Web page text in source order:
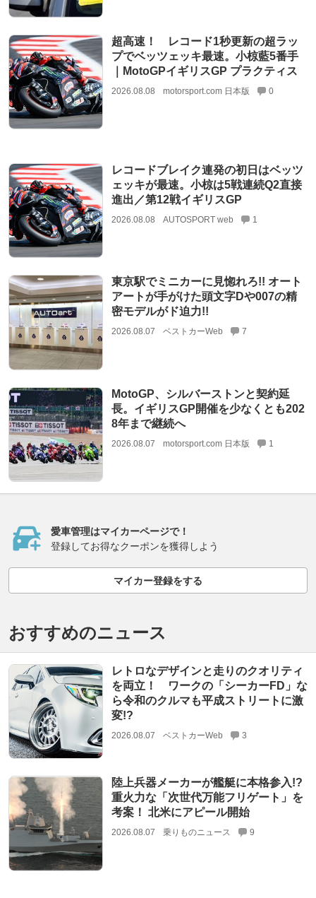
超高速！ レコード1秒更新の超ラッ
プでベッツェッキ最速。小椋藍5番手
｜MotoGPイギリスGP プラクティス
2026.08.08 motorsport.com 日本版 0
レコードブレイク連発の初日はベッツ
ェッキが最速。小椋は5戦連続Q2直接
進出／第12戦イギリスGP
2026.08.08 AUTOSPORT web 1
東京駅でミニカーに見惚れろ!! オート
アートが手がけた頭文字Dや007の精
密モデルがド迫力!!
2026.08.07 ベストカーWeb 7
MotoGP、シルバーストンと契約延
長。イギリスGP開催を少なくとも202
8年まで継続へ
2026.08.07 motorsport.com 日本版 1
愛車管理はマイカーページで！
登録してお得なクーポンを獲得しよう
マイカー登録をする
おすすめのニュース
レトロなデザインと走りのクオリティ
を両立！ ワークの「シーカーFD」な
ら令和のクルマも平成ストリートに激
変!?
2026.08.07 ベストカーWeb 3
陸上兵器メーカーが艦艇に本格参入!?
重火力な「次世代万能フリゲート」を
考案！ 北米にアピール開始
2026.08.07 乗りものニュース 9